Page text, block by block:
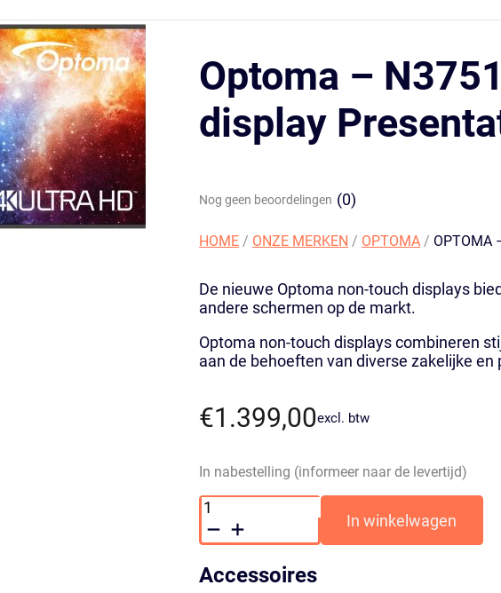
Optoma –
display
Nog geen beoordelingen (0)
HOME / ONZE MERKEN / OPTOMA / OPTOMA
De nieuwe Optoma non-touch displays
andere schermen op de markt.
Optoma non-touch displays combineren
aan de behoeften van diverse zakelijke
€1.399,00excl. btw
In nabestelling (informeer naar de levertijd)
Optoma
N3751K
-
75
inch
In winkelwagen
Accessoires